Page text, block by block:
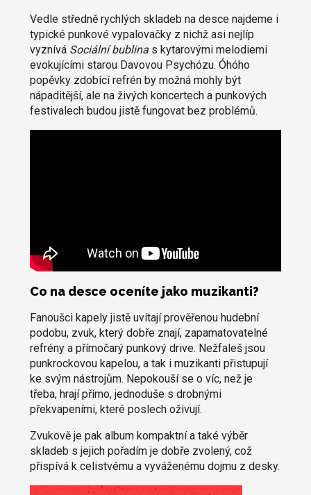
Vedle středně rychlých skladeb na desce najdeme i
typické punkové vypalovačky z nichž asi nejlíp
vyznívá Sociální bublina s kytarovými melodiemi
evokujícími starou Davovou Psychózu. Óhóho
popěvky zdobící refrén by možná mohly být
nápaditější, ale na živých koncertech a punkových
festivalech budou jistě fungovat bez problémů.
Co na desce oceníte jako muzikanti?
Fanoušci kapely jistě uvítají prověřenou hudební
podobu, zvuk, který dobře znají, zapamatovatelné
refrény a přímočarý punkový drive. Nežfaleš jsou
punkrockovou kapelou, a tak i muzikanti přistupují
ke svým nástrojům. Nepokouší se o víc, než je
třeba, hrají přímo, jednoduše s drobnými
překvapeními, které poslech oživují.
Zvukově je pak album kompaktní a také výběr
skladeb s jejich pořadím je dobře zvolený, což
přispívá k celistvému a vyváženému dojmu z desky.